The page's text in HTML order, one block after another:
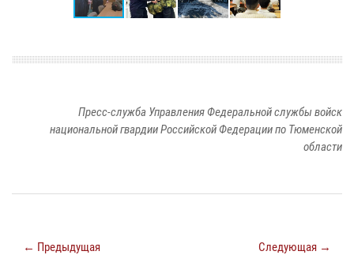
Пресс-служба Управления Федеральной службы войск
национальной гвардии Российской Федерации по Тюменской
области
← Предыдущая Следующая →